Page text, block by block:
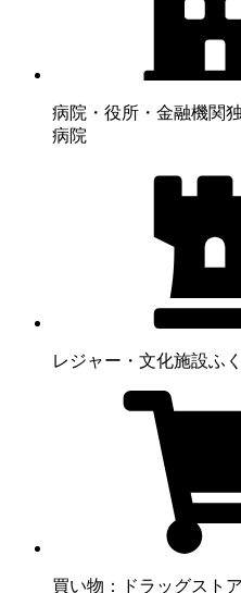
病院・役所・金融機関
病院
レジャー・文化施設ふ
買い物：ドラッグストア